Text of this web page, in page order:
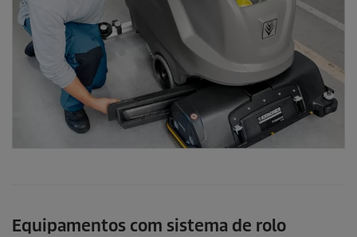
Equipamentos com sistema de rolo